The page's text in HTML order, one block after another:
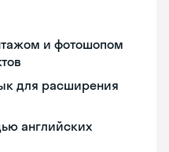
и фотошопом
для расширения
английских